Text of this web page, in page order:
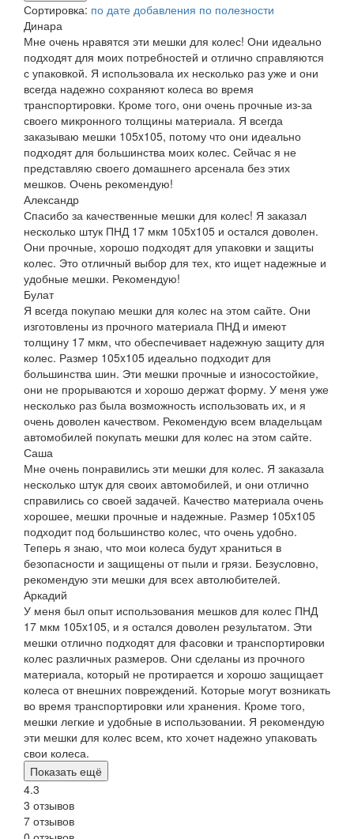
Сортировка: по дате добавления по полезности
Динара
Мне очень нравятся эти мешки для колес! Они идеально
подходят для моих потребностей и отлично справляются
с упаковкой. Я использовала их несколько раз уже и они
всегда надежно сохраняют колеса во время
транспортировки. Кроме того, они очень прочные из-за
своего микронного толщины материала. Я всегда
заказываю мешки 105x105, потому что они идеально
подходят для большинства моих колес. Сейчас я не
представляю своего домашнего арсенала без этих
мешков. Очень рекомендую!
Александр
Спасибо за качественные мешки для колес! Я заказал
несколько штук ПНД 17 мкм 105x105 и остался доволен.
Они прочные, хорошо подходят для упаковки и защиты
колес. Это отличный выбор для тех, кто ищет надежные и
удобные мешки. Рекомендую!
Булат
Я всегда покупаю мешки для колес на этом сайте. Они
изготовлены из прочного материала ПНД и имеют
толщину 17 мкм, что обеспечивает надежную защиту для
колес. Размер 105x105 идеально подходит для
большинства шин. Эти мешки прочные и износостойкие,
они не прорываются и хорошо держат форму. У меня уже
несколько раз была возможность использовать их, и я
очень доволен качеством. Рекомендую всем владельцам
автомобилей покупать мешки для колес на этом сайте.
Саша
Мне очень понравились эти мешки для колес. Я заказала
несколько штук для своих автомобилей, и они отлично
справились со своей задачей. Качество материала очень
хорошее, мешки прочные и надежные. Размер 105x105
подходит под большинство колес, что очень удобно.
Теперь я знаю, что мои колеса будут храниться в
безопасности и защищены от пыли и грязи. Безусловно,
рекомендую эти мешки для всех автолюбителей.
Аркадий
У меня был опыт использования мешков для колес ПНД
17 мкм 105x105, и я остался доволен результатом. Эти
мешки отлично подходят для фасовки и транспортировки
колес различных размеров. Они сделаны из прочного
материала, который не протирается и хорошо защищает
колеса от внешних повреждений. Которые могут возникать
во время транспортировки или хранения. Кроме того,
мешки легкие и удобные в использовании. Я рекомендую
эти мешки для колес всем, кто хочет надежно упаковать
свои колеса.
Показать ещё
4.3
3 отзывов
7 отзывов